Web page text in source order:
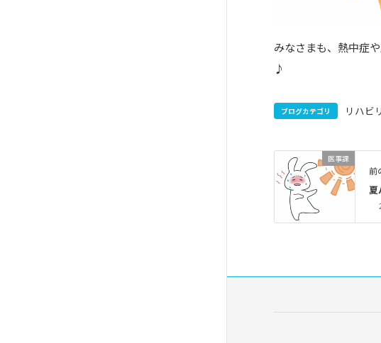
みなさまも、熱中症
♪
ブログカテゴリ リハビ
医事課
前
夏